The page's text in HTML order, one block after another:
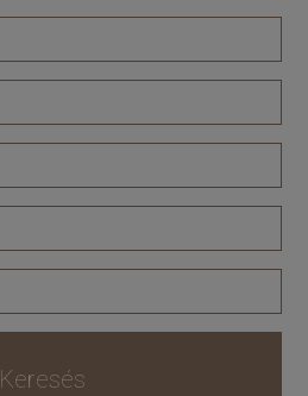
Keresés